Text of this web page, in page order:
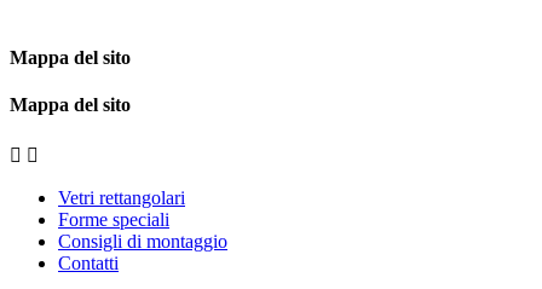
Mappa del sito
Mappa del sito
 
Vetri rettangolari
Forme speciali
Consigli di montaggio
Contatti